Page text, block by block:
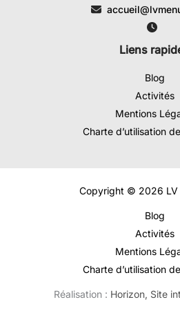
Liens
Blog
Activités
Mentions
Charte d’utilisation
Copyright © 2026 LV
Blog
Activités
Mentions
Charte d’utilisation
Réalisation : Horizon, Site